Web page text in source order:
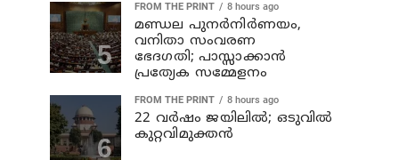
FROM THE PRINT 8 hours ago
മണ്ഡല പുനർനിർണയം,
വനിതാ സംവരണ
ഭേദഗതി; പാസ്സാക്കാൻ
പ്രത്യേക സമ്മേളനം
FROM THE PRINT 8 hours ago
22 വർഷം ജയിലിൽ; ഒടുവിൽ
കുറ്റവിമുക്തൻ